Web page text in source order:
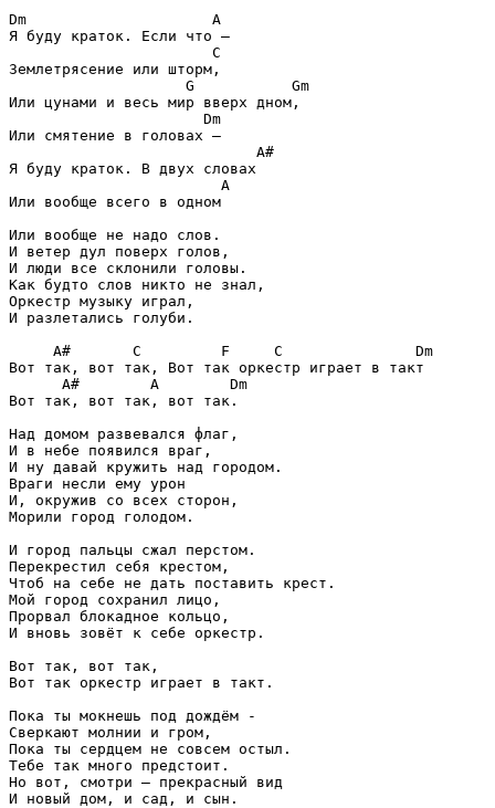
Dm                     A
Я буду краток. Если что —
                       C
Землетрясение или шторм,
                    G           Gm
Или цунами и весь мир вверх дном,
                      Dm
Или смятение в головах —
                            A#
Я буду краток. В двух словах
                        A
Или вообще всего в одном
Или вообще не надо слов.
И ветер дул поверх голов,
И люди все склонили головы.
Как будто слов никто не знал,
Оркестр музыку играл,
И разлетались голуби.
     A#       C         F     C               Dm
Вот так, вот так, Вот так оркестр играет в такт
      A#        A        Dm
Вот так, вот так, вот так.
Над домом развевался флаг,
И в небе появился враг,
И ну давай кружить над городом.
Враги несли ему урон
И, окружив со всех сторон,
Морили город голодом.
И город пальцы сжал перстом.
Перекрестил себя крестом,
Чтоб на себе не дать поставить крест.
Мой город сохранил лицо,
Прорвал блокадное кольцо,
И вновь зовёт к себе оркестр.
Вот так, вот так,
Вот так оркестр играет в такт.
Пока ты мокнешь под дождём -
Сверкают молнии и гром,
Пока ты сердцем не совсем остыл.
Тебе так много предстоит.
Но вот, смотри — прекрасный вид
И новый дом, и сад, и сын.